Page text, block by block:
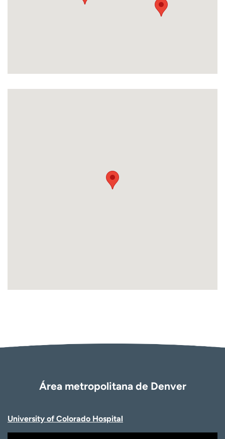
Área metropolitana de Denver
University of Colorado Hospital